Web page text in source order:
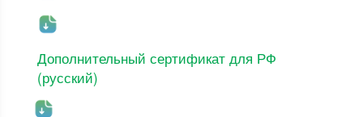
Дополнительный сертификат для РФ
(русский)